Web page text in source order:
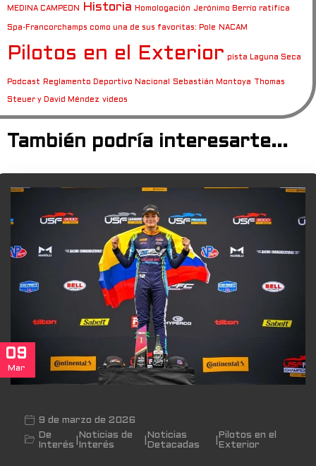
MEDINA CAMPEON Historia Homologación Jerónimo Berrío ratifica
Spa-Francorchamps como una de sus favoritas: Pole NACAM
Pilotos en el Exterior pista Laguna Seca
Podcast Reglamento Deportivo Nacional Sebastián Montoya Thomas
Steuer y David Méndez videos
También podría interesarte...
09
Mar
9 de marzo de 2026
De
Interés
Noticias de
Interés
Noticias
Detacadas
Pilotos en el
Exterior